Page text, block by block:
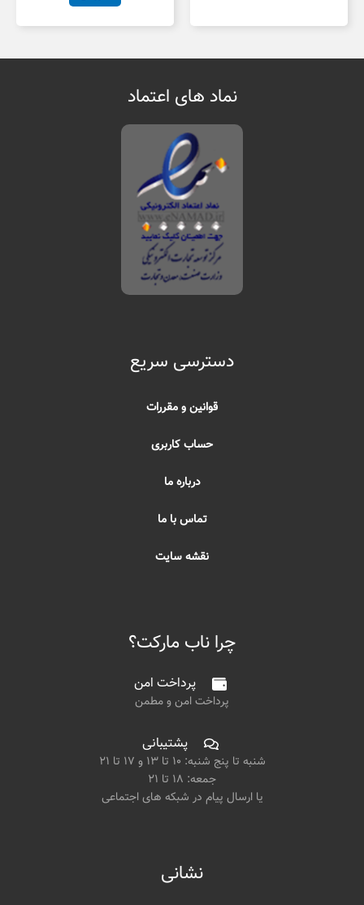
نماد های اعتماد
دسترسی سریع
قوانین و مقررات
حساب کاربری
درباره ما
تماس با ما
نقشه سایت
چرا ناب مارکت؟
پرداخت امن
پرداخت امن و مطمن
پشتیبانی
شنبه تا پنج شنبه: ۱۰ تا ۱۳ و ۱۷ تا ۲۱
جمعه: ۱۸ تا ۲۱
یا ارسال پیام در شبکه های اجتماعی
نشانی